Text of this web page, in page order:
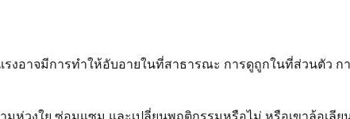
อาจมีการทำให้อับอายในที่สาธารณะ การดูถูกในที่ส่วนตัว ก
มห่วงใย ซ่อมแซม และเปลี่ยนพฤติกรรมหรือไม่ หรือเขาล้อเ